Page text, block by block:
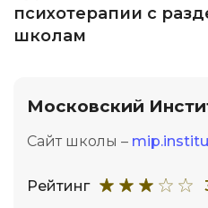
психотерапии с
школам
Московский
Сайт школы –
Рейтинг